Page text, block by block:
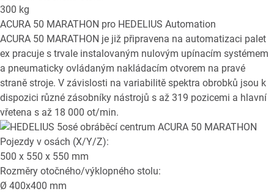
300 kg
ACURA 50 MARATHON pro HEDELIUS Automation
ACURA 50 MARATHON je již připravena na automatizaci palet
ex pracuje s trvale instalovaným nulovým upínacím systémem
a pneumaticky ovládaným nakládacím otvorem na pravé
straně stroje. V závislosti na variabilitě spektra obrobků jsou k
dispozici různé zásobníky nástrojů s až 319 pozicemi a hlavní
vřetena s až 18 000 ot/min.
Pojezdy v osách (X/Y/Z):
500 x 550 x 550 mm
Rozměry otočného/výklopného stolu:
Ø 400x400 mm